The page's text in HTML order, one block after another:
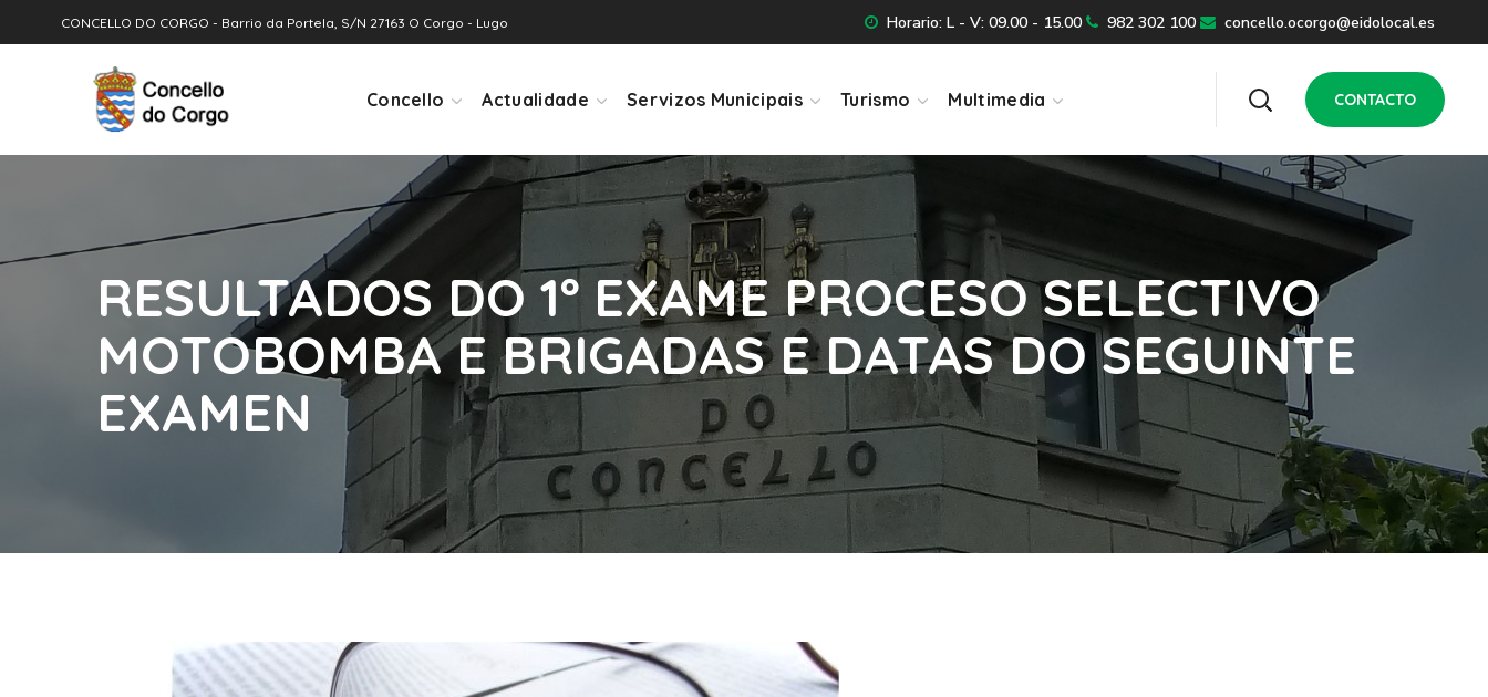
CONCELLO DO CORGO - Barrio da Portela, S/N 27163 O Corgo - Lugo Horario: L - V: 09.00 - 15.00 982 302 100 concello.ocorgo@eidolocal.es
Concello Actualidade Servizos Municipais Turismo Multimedia CONTACTO
RESULTADOS DO 1º EXAME PROCESO SELECTIVO
MOTOBOMBA E BRIGADAS E DATAS DO SEGUINTE
EXAMEN